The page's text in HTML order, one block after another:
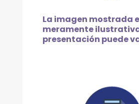
125
ML
cantidad
La imagen mostrada
meramente
presentación puede